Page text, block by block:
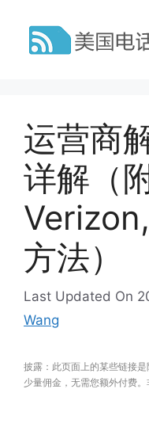
运营商
详解（
方法）
Last Updated On
Wang
披露：此页面上的某些链接
少量佣金，无需您额外付费。